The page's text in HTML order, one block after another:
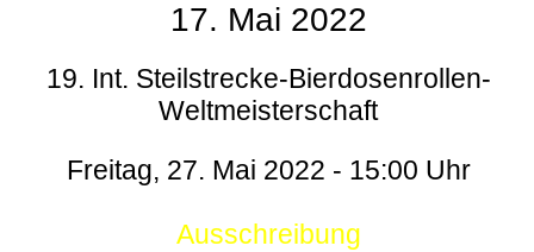
17. Mai 2022
19. Int. Steilstrecke-Bierdosenrollen-
Weltmeisterschaft
Freitag, 27. Mai 2022 - 15:00 Uhr
Ausschreibung